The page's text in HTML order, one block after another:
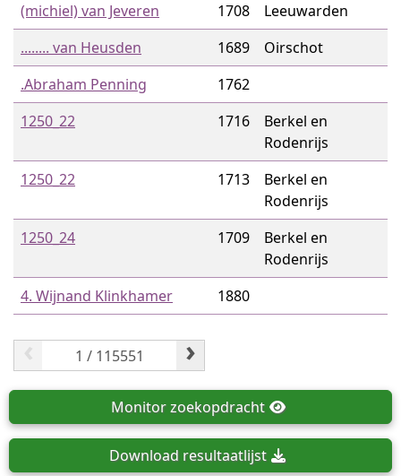
(michiel) van Jeveren
1708
Leeuwarden
........ van Heusden
1689
Oirschot
.Abraham Penning
1762
1250_22
1716
Berkel en
Rodenrijs
1250_22
1713
Berkel en
Rodenrijs
1250_24
1709
Berkel en
Rodenrijs
4. Wijnand Klinkhamer
1880
‹ ›
Monitorzoekopdracht
Download resultaatlijst